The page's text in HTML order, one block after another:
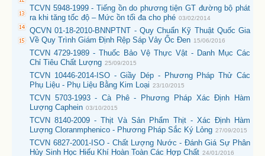
TCVN 5948-1999 - Tiếng ồn do phương tiện GT đường bộ phát
ra khi tăng tốc độ – Mức ồn tối đa cho phé 03/02/2014
QCVN 01-18-2010-BNNPTNT - Quy Chuẩn Kỹ Thuật Quốc Gia
Về Quy Trình Giám Định Rệp Sáp Vảy Ốc Đen 15/06/2016
TCVN 4729-1989 - Thuốc Bảo Vệ Thực Vật - Danh Mục Các
Chỉ Tiêu Chất Lượng 25/09/2015
TCVN 10446-2014-ISO - Giầy Dép - Phương Pháp Thử Các
Phụ Liệu - Phụ Liệu Bằng Kim Loại 23/10/2015
TCVN 5703-1993 - Cà Phê - Phương Pháp Xác Định Hàm
Lượng Caphein 03/10/2015
TCVN 8140-2009 - Thịt Và Sản Phẩm Thịt - Xác Định Hàm
Lượng Cloranmphenico - Phương Pháp Sắc Ký Lỏng 27/09/2015
TCVN 6827-2001-ISO - Chất Lượng Nước - Đánh Giá Sự Phân
Hủy Sinh Học Hiếu Khí Hoàn Toàn Các Hợp Chất 24/01/2016